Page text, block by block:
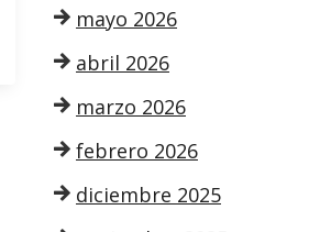
mayo 2026
abril 2026
marzo 2026
febrero 2026
diciembre 2025